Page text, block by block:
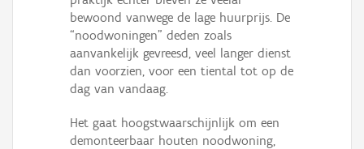
bewoond vanwege de lage huurprijs. De
“noodwoningen” deden zoals
aanvankelijk gevreesd, veel langer dienst
dan voorzien, voor een tiental tot op de
dag van vandaag.
Het gaat hoogstwaarschijnlijk om een
demonteerbaar houten noodwoning,